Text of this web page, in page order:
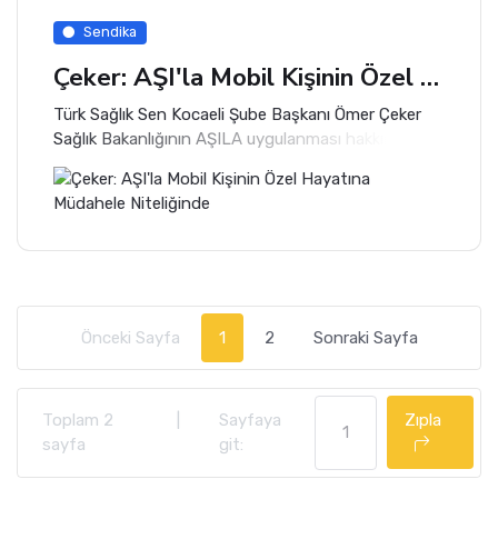
Sendika
Çeker: AŞI'la Mobil Kişinin Özel Hayatına Müdahele Niteliğinde
Türk Sağlık Sen Kocaeli Şube Başkanı Ömer Çeker
Sağlık Bakanlığının AŞILA uygulanması hakkında
yazılı açıklama yaptı.
Önceki Sayfa 1 2 Sonraki Sayfa
Toplam 2
sayfa
Sayfaya
git:
Zıpla